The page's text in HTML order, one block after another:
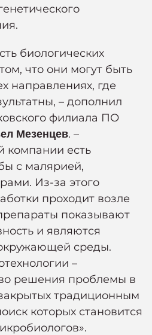
биологических
что они могут быть
направлениях, где
– дополнил
филиала ПО
Мезенцев. –
компании есть
с малярией,
Из-за этого
проходит возле
показывают
и являются
среды.
–
решения проблемы в
традиционным
которых становится